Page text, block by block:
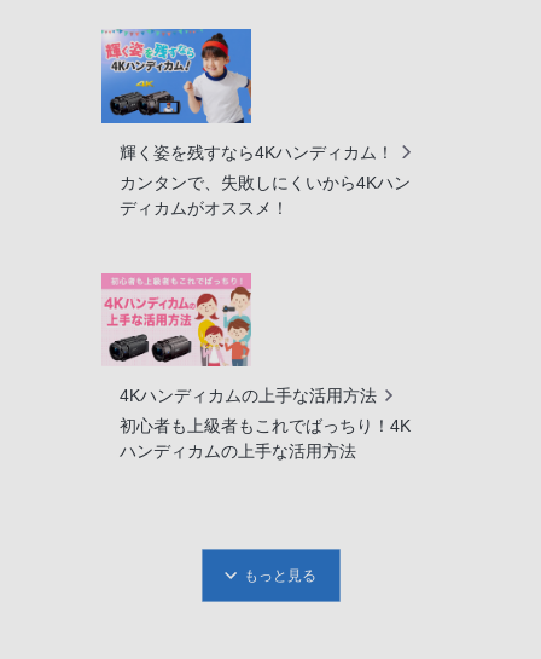
輝く姿を残すなら4Kハンディカム！
カンタンで、失敗しにくいから4Kハン
ディカムがオススメ！
4Kハンディカムの上手な活用方法
初心者も上級者もこれでばっちり！4K
ハンディカムの上手な活用方法
もっと見る